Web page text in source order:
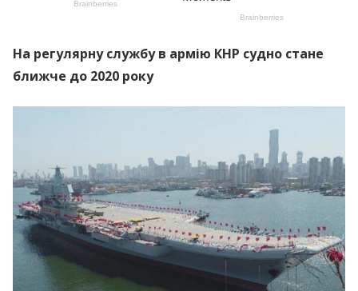
На регулярну службу в армію КНР судно стане
ближче до 2020 року